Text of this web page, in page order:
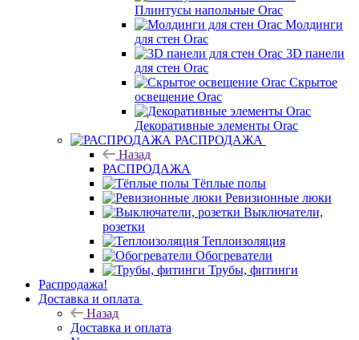
Плинтусы напольные Orac
Молдинги
для стен Orac
3D панели
для стен Orac
Скрытое
освещение Orac
Декоративные элементы Orac
РАСПРОДАЖА
Назад
РАСПРОДАЖА
Тёплые полы
Ревизионные люки
Выключатели,
розетки
Теплоизоляция
Обогреватели
Трубы, фитинги
Распродажа!
Доставка и оплата
Назад
Доставка и оплата